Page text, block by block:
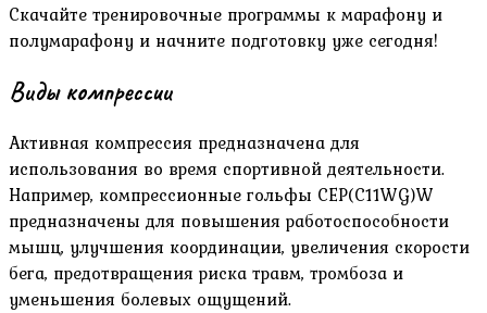
Скачайте тренировочные программы к марафону и
полумарафону и начните подготовку уже сегодня!
Виды компрессии
Активная компрессия предназначена для
использования во время спортивной деятельности.
Например, компрессионные гольфы CEP(C11WG)W
предназначены для повышения работоспособности
мышц, улучшения координации, увеличения скорости
бега, предотвращения риска травм, тромбоза и
уменьшения болевых ощущений.